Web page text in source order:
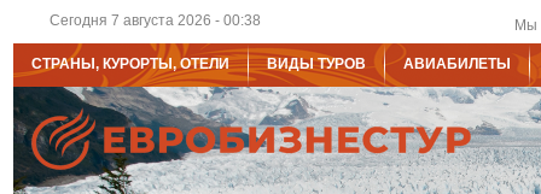
Сегодня 7 августа 2026 - 00:38 Мы
СТРАНЫ, КУРОРТЫ, ОТЕЛИ ВИДЫ ТУРОВ АВИАБИЛЕТЫ